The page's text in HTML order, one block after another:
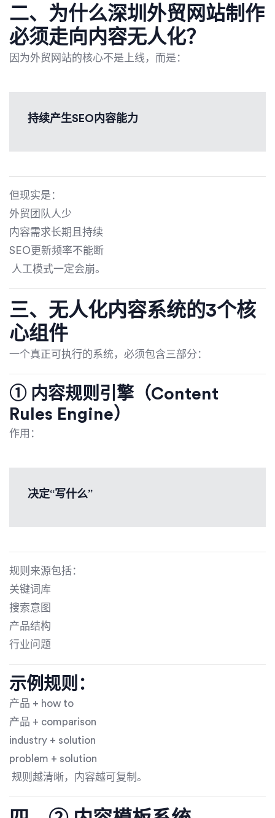
二、为什么深圳外贸网站制作
必须走向内容无人化？
因为外贸网站的核心不是上线，而是：
持续产生SEO内容能力
但现实是：
外贸团队人少
内容需求长期且持续
SEO更新频率不能断
人工模式一定会崩。
三、无人化内容系统的3个核
心组件
一个真正可执行的系统，必须包含三部分：
① 内容规则引擎（Content
Rules Engine）
作用：
决定“写什么”
规则来源包括：
关键词库
搜索意图
产品结构
行业问题
示例规则：
产品 + how to
产品 + comparison
industry + solution
problem + solution
规则越清晰，内容越可复制。